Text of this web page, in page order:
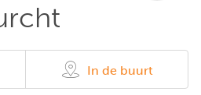
In de buurt